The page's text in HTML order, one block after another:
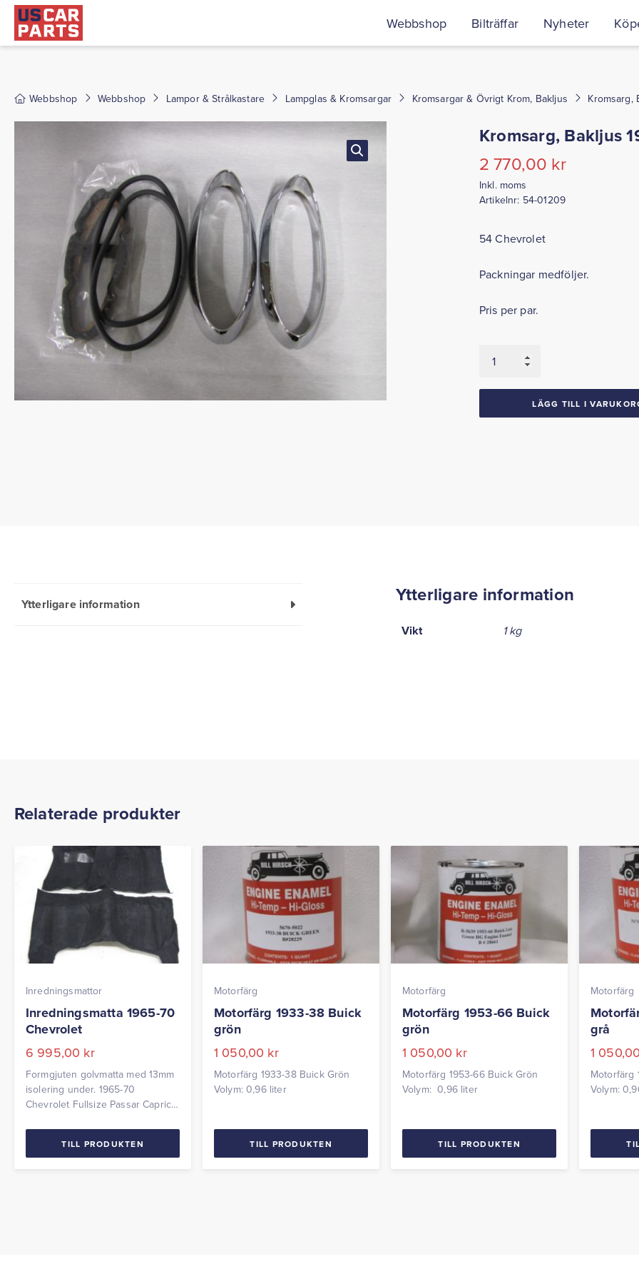
Webbshop Bilträffar Nyheter
Webbshop Webbshop Lampor & Strålkastare Lampglas & Kromsargar Kromsargar & Övrigt Krom, Bakljus Kromsarg,
Kromsarg, Bakljus
2 770,00 kr
Inkl. moms
Artikelnr: 54-01209
54 Chevrolet
Packningar medföljer.
Pris per par.
Bakljus
LÄGG TILL I
Ytterligare information Ytterligare information
Vikt 1 kg
Relaterade produkter
Inredningsmattor
Inredningsmatta 1965-70
Chevrolet
6 995,00 kr
Formgjuten golvmatta med 13mm
isolering under. 1965-70
Chevrolet Fullsize Passar Caprice,
ange färg, För färgval gå in på
ACC eller skicka ett färgprov till
TILL PRODUKTEN
Motorfärg
Motorfärg 1933-38 Buick
grön
1 050,00 kr
Motorfärg 1933-38 Buick Grön
Volym: 0,96 liter
TILL PRODUKTEN
Motorfärg
Motorfärg 1953-66 Buick
grön
1 050,00 kr
Motorfärg 1953-66 Buick Grön
Volym: 0,96 liter
TILL PRODUKTEN
Motorfärg
grå
1
Motorfärg
Volym: